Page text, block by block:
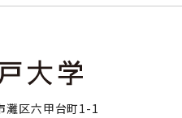
灘区六甲台町1-1